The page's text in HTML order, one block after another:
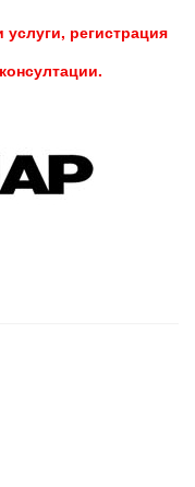
регистрация